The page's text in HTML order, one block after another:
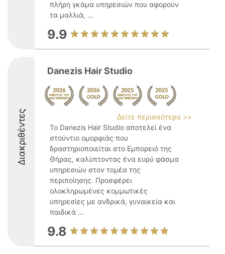
πλήρη γκάμα υπηρεσιών που αφορούν
τα μαλλιά, ...
9.9
Διακριθέντες
Danezis Hair Studio
Δείτε περισσότερα >>
Το Danezis Hair Studio αποτελεί ένα
στούντιο ομορφιάς που
δραστηριοποιείται στο Εμπορειό της
Θήρας, καλύπτοντας ένα ευρύ φάσμα
υπηρεσιών στον τομέα της
περιποίησης. Προσφέρει
ολοκληρωμένες κομμωτικές
υπηρεσίες με ανδρικά, γυναικεία και
παιδικά ...
9.8